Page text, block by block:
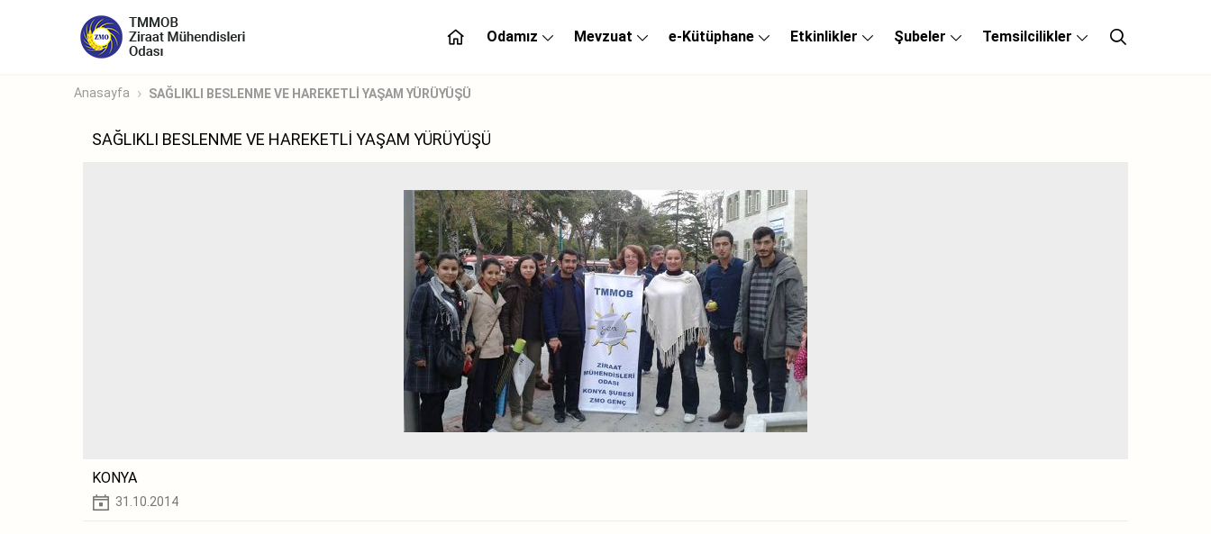
Odamız Mevzuat e-Kütüphane Etkinlikler Şubeler Temsilcilikler
Anasayfa SAĞLIKLI BESLENME VE HAREKETLİ YAŞAM YÜRÜYÜŞÜ
SAĞLIKLI BESLENME VE HAREKETLİ YAŞAM YÜRÜYÜŞÜ
KONYA
31.10.2014